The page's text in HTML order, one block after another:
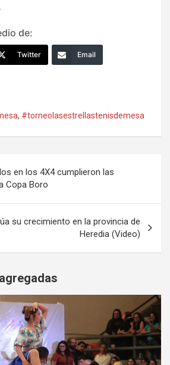
de:
Twitter Email
, #torneolasestrellastenisdemesa
en los 4X4 cumplieron las
Copa Boro
su crecimiento en la provincia de
Heredia (Video)